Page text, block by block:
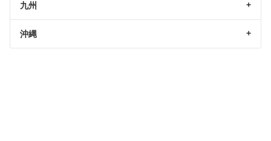
九州
沖縄